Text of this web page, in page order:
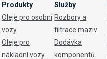
Produkty
Oleje pro osobní
vozy
Oleje pro
nákladní vozy
Služby
Rozbory a
filtrace maziv
Dodávka
komponentů